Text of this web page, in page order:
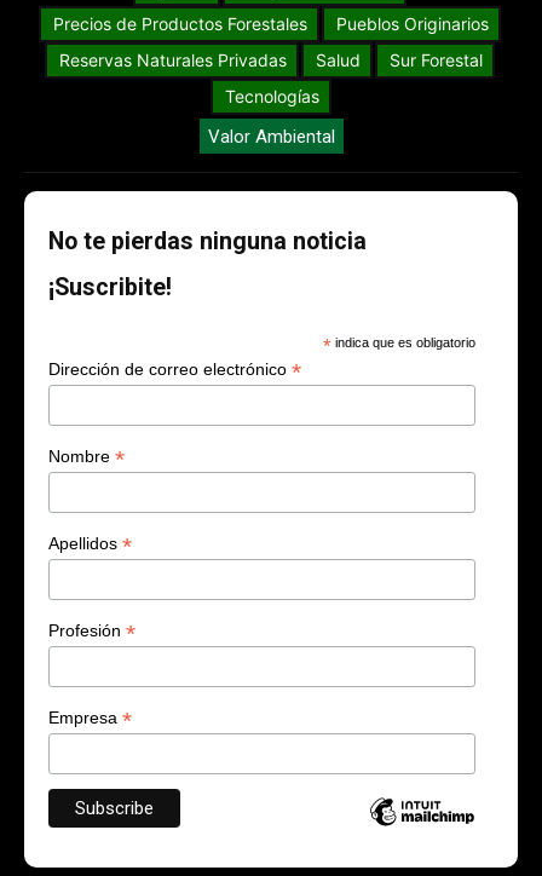
Precios de Productos Forestales
Pueblos Originarios
Reservas Naturales Privadas
Salud
Sur Forestal
Tecnologías
Valor Ambiental
No te pierdas ninguna noticia
¡Suscribite!
* indica que es obligatorio
Dirección de correo electrónico *
Nombre *
Apellidos *
Profesión *
Empresa *